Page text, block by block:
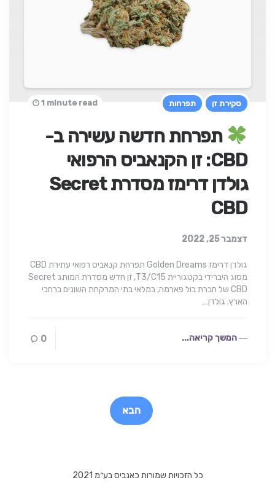
סקירת זן תפרחות
תפרחת חדשה עשירה ב-
CBD: זן הקנאביס הרפואי
גולדן דרימז מסדרת Secret
CBD
דצמבר 25, 2022
1 minute read
גולדן דרימז Golden Dreams תפרחת קנאביס רפואי עתירת CBD
מסוג היברידי בקטגוריית T3/C15, זן חדש מסדרת המותג Secret
CBD של חברת בול פארמה, במלאי בתי המרקחת השונים ברחבי
הארץ. גולדן…
המשך קריאה... 0
הבא
כל הזכויות שמורות כאנביס בע״מ 2021